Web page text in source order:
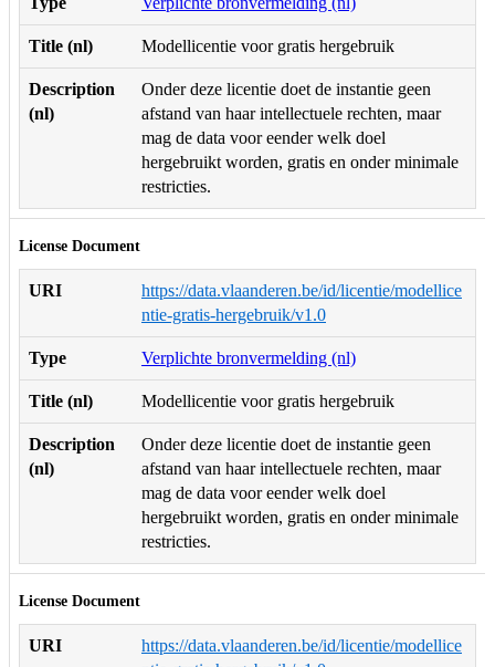
Title (nl) Modellicentie voor gratis hergebruik
Description
(nl)
Onder deze licentie doet de instantie geen
afstand van haar intellectuele rechten, maar
mag de data voor eender welk doel
hergebruikt worden, gratis en onder minimale
restricties.
License Document
URI
https://data.vlaanderen.be/id/licentie/modellice
ntie-gratis-hergebruik/v1.0
Type Verplichte bronvermelding (nl)
Title (nl) Modellicentie voor gratis hergebruik
Description
(nl)
Onder deze licentie doet de instantie geen
afstand van haar intellectuele rechten, maar
mag de data voor eender welk doel
hergebruikt worden, gratis en onder minimale
restricties.
License Document
URI
https://data.vlaanderen.be/id/licentie/modellice